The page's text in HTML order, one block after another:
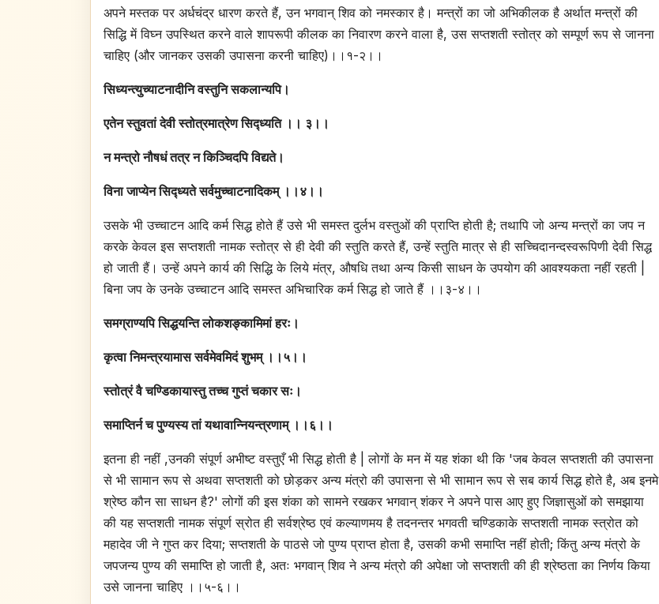
अपने मस्तक पर अर्धचंद्र धारण करते हैं, उन भगवान् शिव को नमस्कार है। मन्त्रों का जो अभिकीलक है अर्थात मन्त्रों की
सिद्धि में विघ्न उपस्थित करने वाले शापरूपी कीलक का निवारण करने वाला है, उस सप्तशती स्तोत्र को सम्पूर्ण रूप से जानना
चाहिए (और जानकर उसकी उपासना करनी चाहिए)।।१-२।।
सिध्यन्त्युच्याटनादीनि वस्तुनि सकलान्यपि।
एतेन स्तुवतां देवी स्तोत्रमात्रेण सिद्ध्यति ।। ३।।
न मन्त्रो नौषधं तत्र न किञ्चिदपि विद्यते।
विना जाप्येन सिद्ध्यते सर्वमुच्चाटनादिकम् ।।४।।
उसके भी उच्चाटन आदि कर्म सिद्ध होते हैं उसे भी समस्त दुर्लभ वस्तुओं की प्राप्ति होती है; तथापि जो अन्य मन्त्रों का जप न
करके केवल इस सप्तशती नामक स्तोत्र से ही देवी की स्तुति करते हैं, उन्हें स्तुति मात्र से ही सच्चिदानन्दस्वरूपिणी देवी सिद्ध
हो जाती हैं। उन्हें अपने कार्य की सिद्धि के लिये मंत्र, औषधि तथा अन्य किसी साधन के उपयोग की आवश्यकता नहीं रहती |
बिना जप के उनके उच्चाटन आदि समस्त अभिचारिक कर्म सिद्ध हो जाते हैं ।।३-४।।
समग्राण्यपि सिद्धयन्ति लोकशङ्कामिमां हरः।
कृत्वा निमन्त्रयामास सर्वमेवमिदं शुभम् ।।५।।
स्तोत्रं वै चण्डिकायास्तु तच्च गुप्तं चकार सः।
समाप्तिर्न च पुण्यस्य तां यथावान्नियन्त्रणाम् ।।६।।
इतना ही नहीं ,उनकी संपूर्ण अभीष्ट वस्तुएँ भी सिद्ध होती है | लोगों के मन में यह शंका थी कि 'जब केवल सप्तशती की उपासना
से भी सामान रूप से अथवा सप्तशती को छोड़कर अन्य मंत्रो की उपासना से भी सामान रूप से सब कार्य सिद्ध होते है, अब इनमे
श्रेष्ठ कौन सा साधन है?' लोगों की इस शंका को सामने रखकर भगवान् शंकर ने अपने पास आए हुए जिज्ञासुओं को समझाया
की यह सप्तशती नामक संपूर्ण स्रोत ही सर्वश्रेष्ठ एवं कल्याणमय है तदनन्तर भगवती चण्डिकाके सप्तशती नामक स्त्रोत को
महादेव जी ने गुप्त कर दिया; सप्तशती के पाठसे जो पुण्य प्राप्त होता है, उसकी कभी समाप्ति नहीं होती; किंतु अन्य मंत्रो के
जपजन्य पुण्य की समाप्ति हो जाती है, अतः भगवान् शिव ने अन्य मंत्रो की अपेक्षा जो सप्तशती की ही श्रेष्ठता का निर्णय किया
उसे जानना चाहिए ।।५-६।।